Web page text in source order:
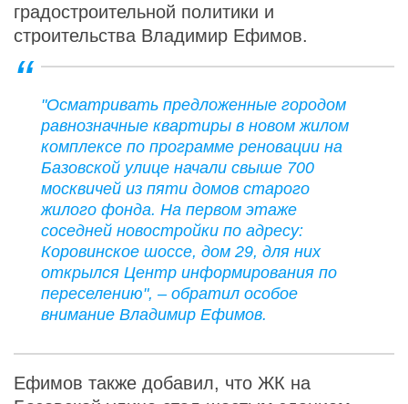
градостроительной политики и
строительства Владимир Ефимов.
"Осматривать предложенные городом
равнозначные квартиры в новом жилом
комплексе по программе реновации на
Базовской улице начали свыше 700
москвичей из пяти домов старого
жилого фонда. На первом этаже
соседней новостройки по адресу:
Коровинское шоссе, дом 29, для них
открылся Центр информирования по
переселению", – обратил особое
внимание Владимир Ефимов.
Ефимов также добавил, что ЖК на